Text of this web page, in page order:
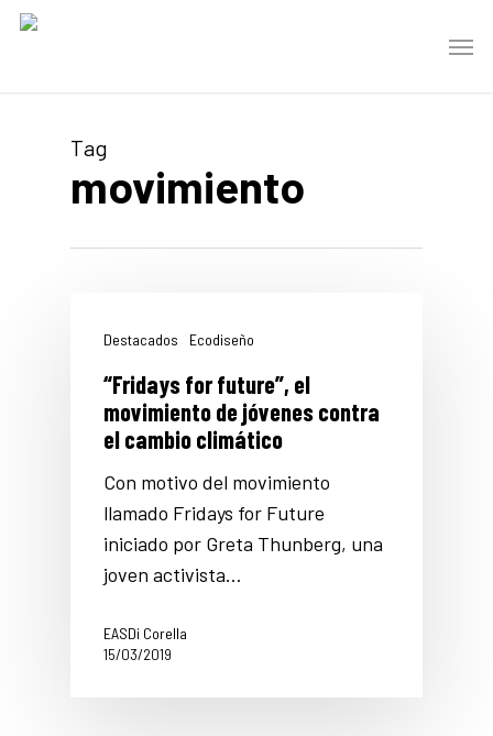
Skip
Menu
Tag
movimiento
Destacados Ecodiseño
“Fridays for future”, el
movimiento de jóvenes contra
el cambio climático
Con motivo del movimiento
llamado Fridays for Future
iniciado por Greta Thunberg, una
joven activista…
EASDi Corella
15/03/2019